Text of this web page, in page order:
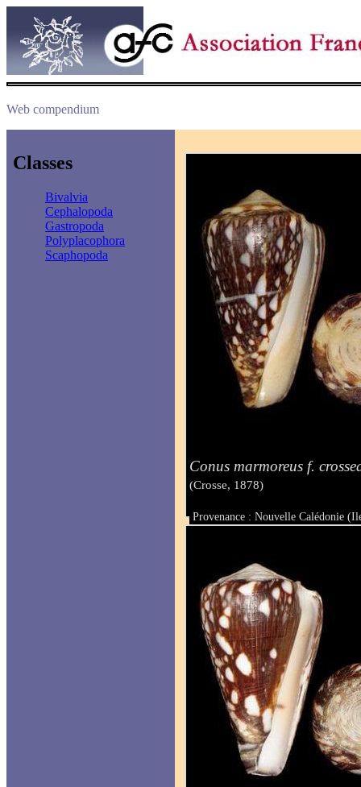
Web compendium
Classes
Bivalvia
Cephalopoda
Gastropoda
Polyplacophora
Scaphopoda
Conus marmoreus f.
(Crosse, 1878)
Provenance : Nouvelle Calédonie
Taille : 59.8 mm